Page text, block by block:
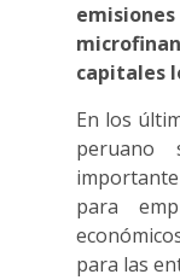
capitales
En los
peruano
para
para las